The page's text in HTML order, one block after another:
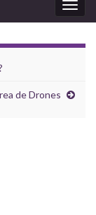
de Drones